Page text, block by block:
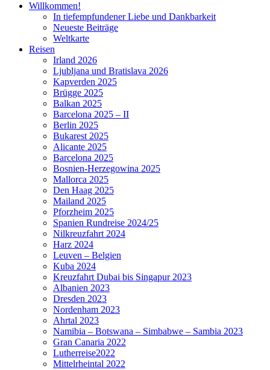
Willkommen!
In tiefempfundener Liebe und Dankbarkeit
Neueste Beiträge
Weltkarte
Reisen
Irland 2026
Ljubljana und Bratislava 2026
Kapverden 2025
Brügge 2025
Balkan 2025
Barcelona 2025 – II
Berlin 2025
Bukarest 2025
Alicante 2025
Barcelona 2025
Bosnien-Herzegowina 2025
Mallorca 2025
Den Haag 2025
Mailand 2025
Pforzheim 2025
Spanien Rundreise 2024/25
Nilkreuzfahrt 2024
Harz 2024
Leuven – Belgien
Kuba 2024
Kreuzfahrt Dubai bis Singapur 2023
Albanien 2023
Dresden 2023
Nordenham 2023
Ahrtal 2023
Namibia – Botswana – Simbabwe – Sambia 2023
Gran Canaria 2022
Lutherreise2022
Mittelrheintal 2022